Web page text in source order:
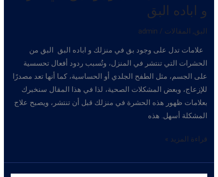
و اباده البق
البق, المقالات /
admin
علامات تدل على وجود بق في منزلك و اباده البق البق من
الحشرات التي تنتشر في المنزل، وتُسبب ردود أفعال تحسسية
على الجسم، مثل الطفح الجلدي أو الحساسية، كما أنها تعد مصدرًا
للإزعاج، وبعض المشكلات الصحية، لذا في هذا المقال سنخبرك
بعلامات ظهور هذه الحشرة في منزلك قبل أن تنتشر، ويصبح علاج
المشكلة أسهل. هذه
علامات
على
قراءة المزيد »